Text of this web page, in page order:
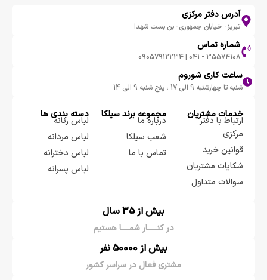
آدرس دفتر مرکزی
تبریز- خیابان جمهوری- بن بست شهدا
شماره تماس
35574108 - 041 | 09057912234
ساعت کاری شوروم
شنبه تا چهارشنبه 9 الی 17 ، پنج شنبه 9 الی 14
خدمات مشتریان
ارتباط با دفتر
مرکزی
قوانین خرید
شکایات مشتریان
سوالات متداول
مجموعه برند سيلكا
درباره ما
شعب سیلکا
تماس با ما
دسته بندی ها
لباس زنانه
لباس مردانه
لباس دخترانه
لباس پسرانه
بیش از 35 سال
در کنـــــار شمــــا هستیم
بیش از 50000 نفر
مشتری فعال در سراسر کشور